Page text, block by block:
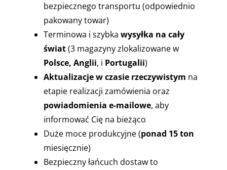
bezpiecznego transportu (odpowiednio
pakowany towar)
Terminowa i szybka wysyłka na cały
świat(3 magazyny zlokalizowane w
Polsce, Anglii, i Portugalii)
Aktualizacje w czasie rzeczywistym na
etapie realizacji zamówienia oraz
powiadomienia e-mailowe, aby
informować Cię na bieżąco
Duże moce produkcyjne (ponad 15 ton
miesięcznie)
Bezpieczny łańcuch dostaw to